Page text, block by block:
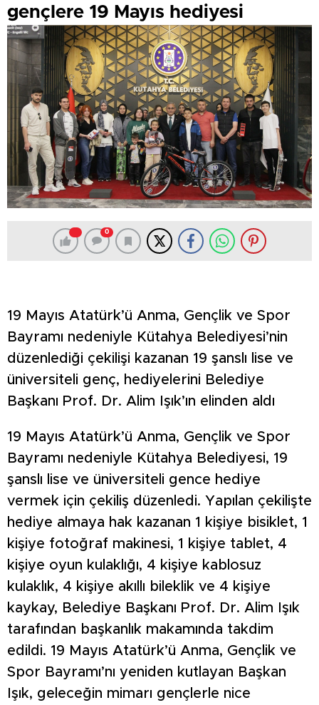
gençlere 19 Mayıs hediyesi
0
19 Mayıs Atatürk’ü Anma, Gençlik ve Spor
Bayramı nedeniyle Kütahya Belediyesi’nin
düzenlediği çekilişi kazanan 19 şanslı lise ve
üniversiteli genç, hediyelerini Belediye
Başkanı Prof. Dr. Alim Işık’ın elinden aldı
19 Mayıs Atatürk’ü Anma, Gençlik ve Spor
Bayramı nedeniyle Kütahya Belediyesi, 19
şanslı lise ve üniversiteli gence hediye
vermek için çekiliş düzenledi. Yapılan çekilişte
hediye almaya hak kazanan 1 kişiye bisiklet, 1
kişiye fotoğraf makinesi, 1 kişiye tablet, 4
kişiye oyun kulaklığı, 4 kişiye kablosuz
kulaklık, 4 kişiye akıllı bileklik ve 4 kişiye
kaykay, Belediye Başkanı Prof. Dr. Alim Işık
tarafından başkanlık makamında takdim
edildi. 19 Mayıs Atatürk’ü Anma, Gençlik ve
Spor Bayramı’nı yeniden kutlayan Başkan
Işık, geleceğin mimarı gençlerle nice